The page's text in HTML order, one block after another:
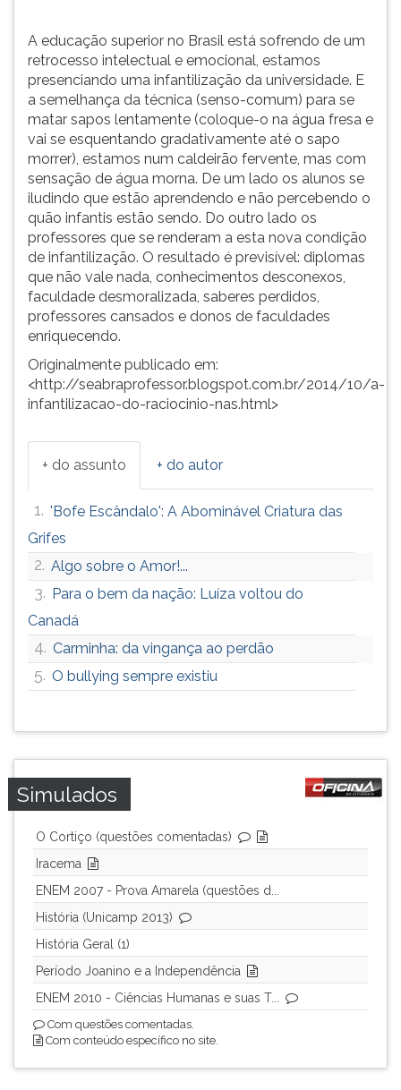
A educação superior no Brasil está sofrendo de um
retrocesso intelectual e emocional, estamos
presenciando uma infantilização da universidade. E
a semelhança da técnica (senso-comum) para se
matar sapos lentamente (coloque-o na água fresa e
vai se esquentando gradativamente até o sapo
morrer), estamos num caldeirão fervente, mas com
sensação de água morna. De um lado os alunos se
iludindo que estão aprendendo e não percebendo o
quão infantis estão sendo. Do outro lado os
professores que se renderam a esta nova condição
de infantilização. O resultado é previsível: diplomas
que não vale nada, conhecimentos desconexos,
faculdade desmoralizada, saberes perdidos,
professores cansados e donos de faculdades
enriquecendo.
Originalmente publicado em:
<http://seabraprofessor.blogspot.com.br/2014/10/a-
infantilizacao-do-raciocinio-nas.html>
+ do assunto + do autor
1. 'Bofe Escândalo': A Abominável Criatura das
Grifes
2. Algo sobre o Amor!...
3. Para o bem da nação: Luíza voltou do
Canadá
4. Carminha: da vingança ao perdão
5. O bullying sempre existiu
Simulados
O Cortiço (questões comentadas)
Iracema
ENEM 2007 - Prova Amarela (questões d...
História (Unicamp 2013)
História Geral (1)
Período Joanino e a Independência
ENEM 2010 - Ciências Humanas e suas T...
Com questões comentadas.
Com conteúdo específico no site.